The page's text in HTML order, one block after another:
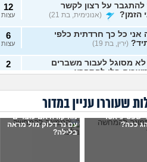
להתגבר על רצון לקשר
הזמן?
(אנונימית, בת 21)
12
עצות
אני כל כך חרדתית כלפי
(ירין, בת 19)
6
עצות
לא מסוגל לעבור משברים
בלי להתפרץ
2
חסר רגשות באופן מדאיג
(אנונימית, בת 33)
תקוע בחיים, איך
2
שעוררו עניין במדור
שפסיכיאטר
ככה?
מה קורה אם עוברים
עם נר דלוק מול מראה
בלילה?